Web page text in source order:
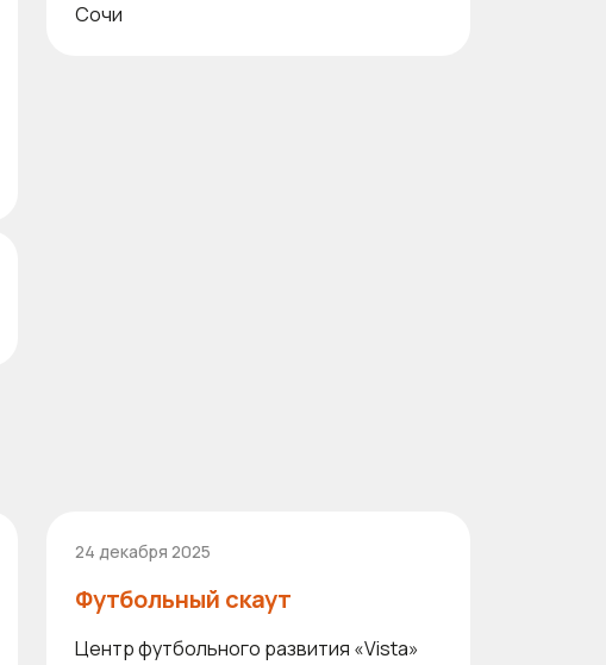
Сочи
24 декабря 2025
Футбольный скаут
Центр футбольного развития «Vista»